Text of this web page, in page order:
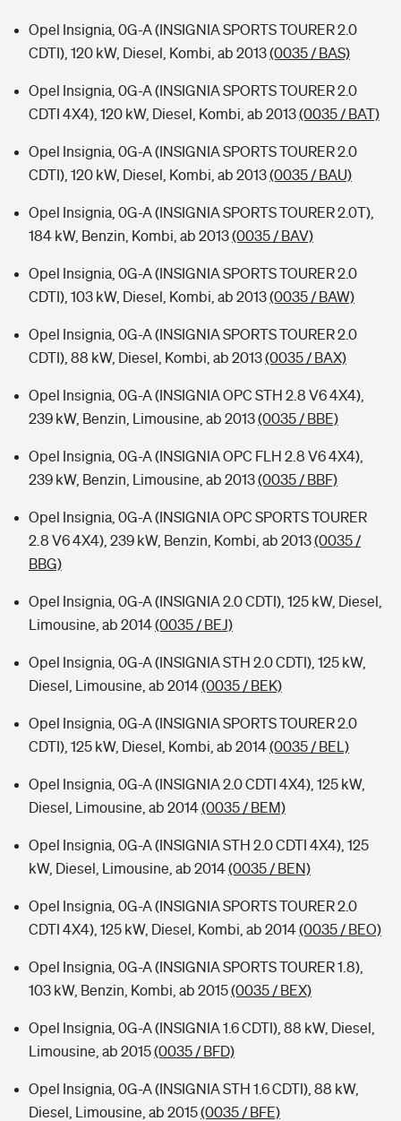
Opel Insignia, 0G-A (INSIGNIA SPORTS TOURER 2.0
CDTI), 120 kW, Diesel, Kombi, ab 2013(0035 / BAS)
Opel Insignia, 0G-A (INSIGNIA SPORTS TOURER 2.0
CDTI 4X4), 120 kW, Diesel, Kombi, ab 2013(0035 / BAT)
Opel Insignia, 0G-A (INSIGNIA SPORTS TOURER 2.0
CDTI), 120 kW, Diesel, Kombi, ab 2013(0035 / BAU)
Opel Insignia, 0G-A (INSIGNIA SPORTS TOURER 2.0T),
184 kW, Benzin, Kombi, ab 2013(0035 / BAV)
Opel Insignia, 0G-A (INSIGNIA SPORTS TOURER 2.0
CDTI), 103 kW, Diesel, Kombi, ab 2013(0035 / BAW)
Opel Insignia, 0G-A (INSIGNIA SPORTS TOURER 2.0
CDTI), 88 kW, Diesel, Kombi, ab 2013(0035 / BAX)
Opel Insignia, 0G-A (INSIGNIA OPC STH 2.8 V6 4X4),
239 kW, Benzin, Limousine, ab 2013(0035 / BBE)
Opel Insignia, 0G-A (INSIGNIA OPC FLH 2.8 V6 4X4),
239 kW, Benzin, Limousine, ab 2013(0035 / BBF)
Opel Insignia, 0G-A (INSIGNIA OPC SPORTS TOURER
2.8 V6 4X4), 239 kW, Benzin, Kombi, ab 2013(0035 /
BBG)
Opel Insignia, 0G-A (INSIGNIA 2.0 CDTI), 125 kW, Diesel,
Limousine, ab 2014(0035 / BEJ)
Opel Insignia, 0G-A (INSIGNIA STH 2.0 CDTI), 125 kW,
Diesel, Limousine, ab 2014(0035 / BEK)
Opel Insignia, 0G-A (INSIGNIA SPORTS TOURER 2.0
CDTI), 125 kW, Diesel, Kombi, ab 2014(0035 / BEL)
Opel Insignia, 0G-A (INSIGNIA 2.0 CDTI 4X4), 125 kW,
Diesel, Limousine, ab 2014(0035 / BEM)
Opel Insignia, 0G-A (INSIGNIA STH 2.0 CDTI 4X4), 125
kW, Diesel, Limousine, ab 2014(0035 / BEN)
Opel Insignia, 0G-A (INSIGNIA SPORTS TOURER 2.0
CDTI 4X4), 125 kW, Diesel, Kombi, ab 2014(0035 / BEO)
Opel Insignia, 0G-A (INSIGNIA SPORTS TOURER 1.8),
103 kW, Benzin, Kombi, ab 2015(0035 / BEX)
Opel Insignia, 0G-A (INSIGNIA 1.6 CDTI), 88 kW, Diesel,
Limousine, ab 2015(0035 / BFD)
Opel Insignia, 0G-A (INSIGNIA STH 1.6 CDTI), 88 kW,
Diesel, Limousine, ab 2015(0035 / BFE)